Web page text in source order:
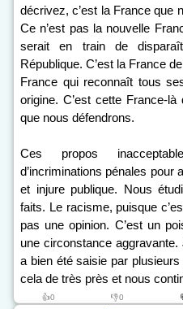
décrivez, c’est la France que
Ce n’est pas la nouvelle
serait en train de
République. C’est la France
France qui reconnaît tous
origine. C’est cette France-
que nous défendrons.
Ces propos
d’incriminations pénales pour
et injure publique. Nous
faits. Le racisme, puisque
pas une opinion. C’est un
une circonstance
a bien été saisie par
cela de très près et nous
👍0 👎0